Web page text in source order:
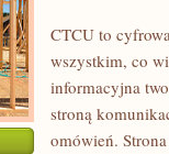
CTCU to
wszystkim, co
informacyjna
stroną
omówień.